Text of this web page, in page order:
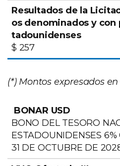
$ 257
(*) Montos expresados
BONO DEL TESORO
ESTADOUNIDENSES
31 DE OCTUBRE DE